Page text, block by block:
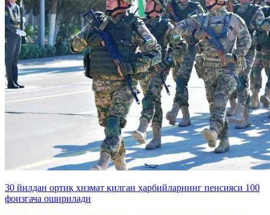
30 йилдан ортиқ хизмат қилган ҳарбийларнинг пенсияси 100
фоизгача оширилади